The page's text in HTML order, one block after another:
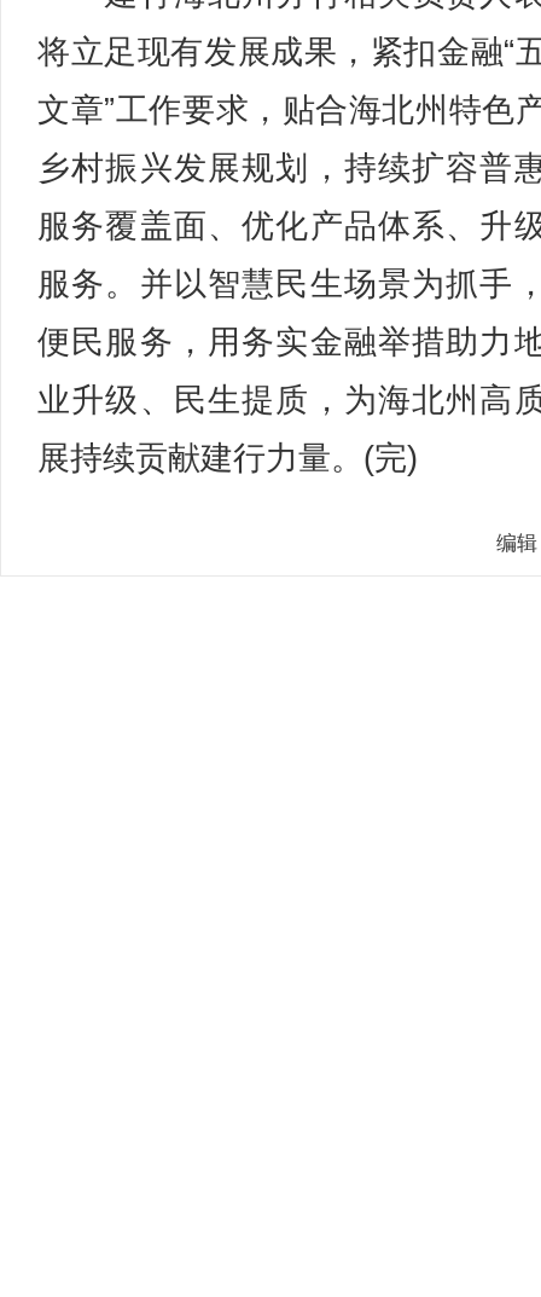
将立足现有发展成果，紧扣金融“
文章”工作要求，贴合海北州特色
乡村振兴发展规划，持续扩容普
服务覆盖面、优化产品体系、升
服务。并以智慧民生场景为抓手
便民服务，用务实金融举措助力
业升级、民生提质，为海北州高
展持续贡献建行力量。(完)
编